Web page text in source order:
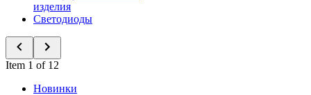
изделия
Светодиоды
Item 1 of 12
Новинки